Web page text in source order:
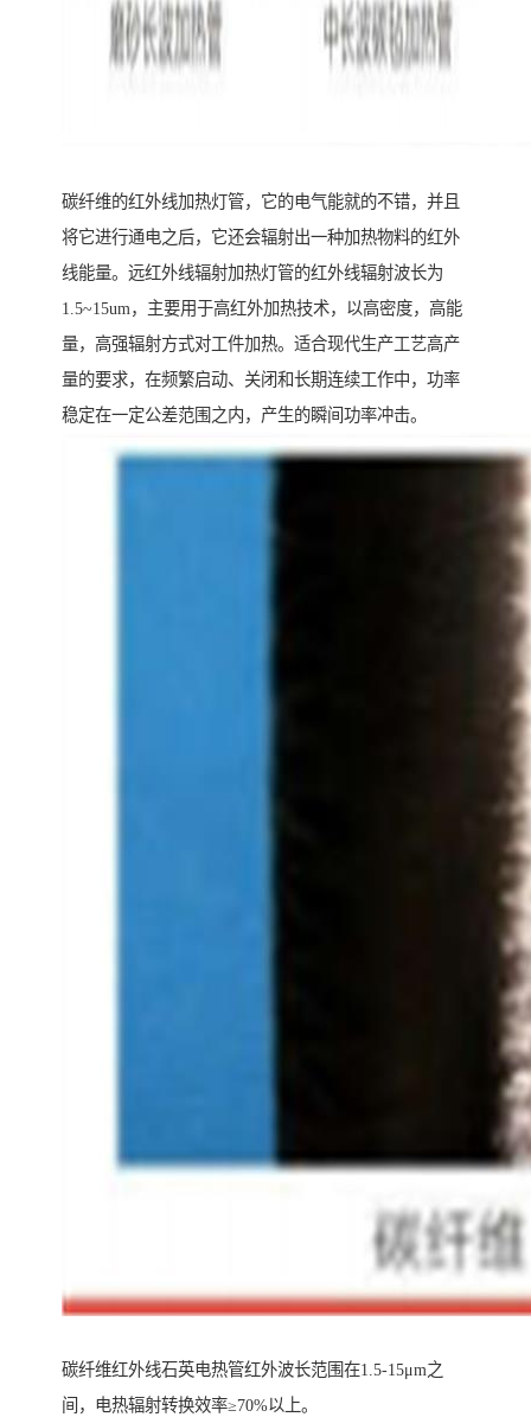
碳纤维的红外线加热灯管，它的电气能就的不错，并且
将它进行通电之后，它还会辐射出一种加热物料的红外
线能量。远红外线辐射加热灯管的红外线辐射波长为
1.5~15um，主要用于高红外加热技术，以高密度，高能
量，高强辐射方式对工件加热。适合现代生产工艺高产
量的要求，在频繁启动、关闭和长期连续工作中，功率
稳定在一定公差范围之内，产生的瞬间功率冲击。
碳纤维红外线石英电热管红外波长范围在1.5-15μm之
间，电热辐射转换效率≥70%以上。